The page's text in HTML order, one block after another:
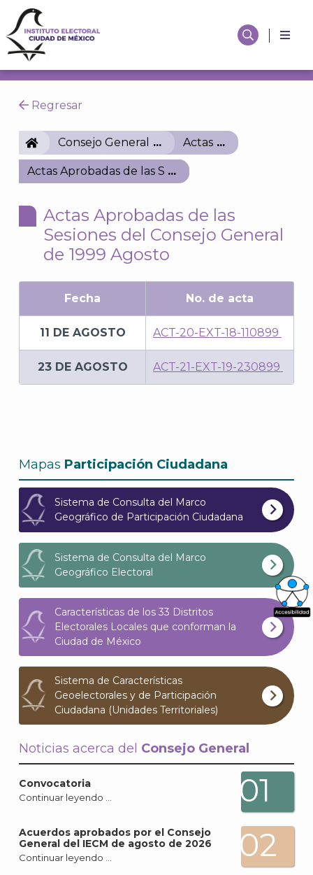
Regresar
IECMConsejo General Actas
Actas Aprobadas de las Sesiones del Consejo
Actas Aprobadas de las
Sesiones del Consejo General
de 1999 Agosto
Fecha No. de acta
11 DE AGOSTO ACT-20-EXT-18-110899
23 DE AGOSTO ACT-21-EXT-19-230899
Mapas Participación Ciudadana
Sistema de Consulta del Marco
Geográfico de Participación Ciudadana
Sistema de Consulta del Marco
Geográfico Electoral
Características de los 33 Distritos
Electorales Locales que conforman la
Ciudad de México
Sistema de Características
Geoelectorales y de Participación
Ciudadana (Unidades Territoriales)
Noticias acerca del Consejo General
Convocatoria
Continuar leyendo … 01
Acuerdos aprobados por el Consejo
General del IECM de agosto de 2026
Continuar leyendo … 02